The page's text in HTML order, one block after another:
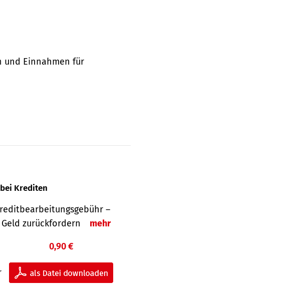
und Ein­nahmen für
Krediten
–
zurückfordern
mehr
0,90 €